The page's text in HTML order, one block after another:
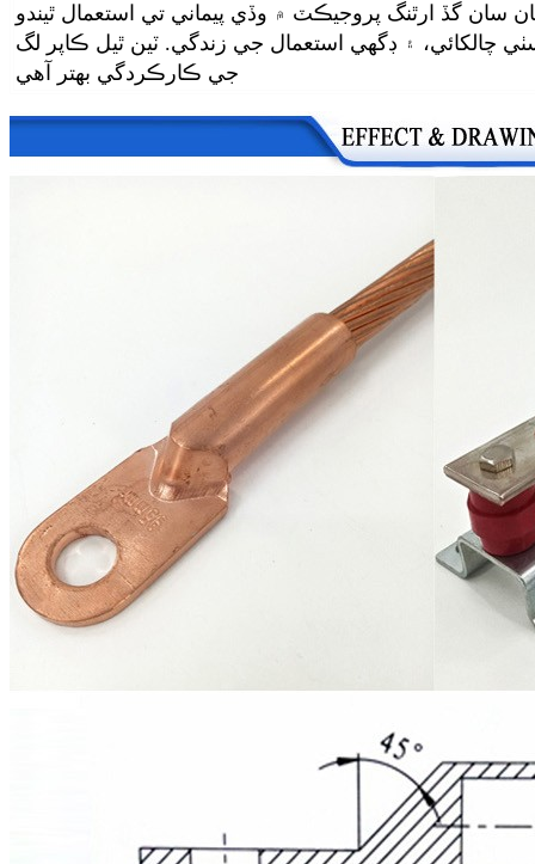
ان سان گڏ ارٿنگ پروجيڪٽ ۾ وڏي پيماني تي استعمال ٿيندو
چالکائي، ۽ ڊگهي استعمال جي زندگي. ٽين ٿيل ڪاپر لگ
جي ڪارڪردگي بهتر آهي